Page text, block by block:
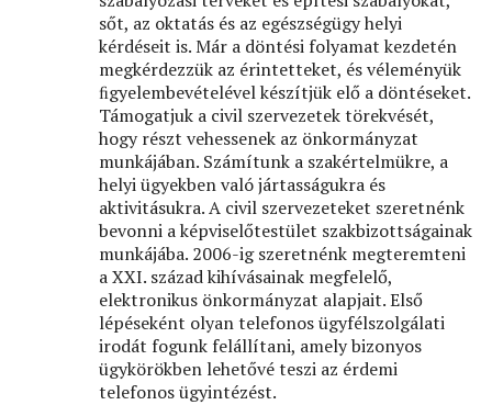
sőt, az oktatás és az egészségügy helyi
kérdéseit is. Már a döntési folyamat kezdetén
megkérdezzük az érintetteket, és véleményük
ﬁgyelembevételével készítjük elő a döntéseket.
Támogatjuk a civil szervezetek törekvését,
hogy részt vehessenek az önkormányzat
munkájában. Számítunk a szakértelmükre, a
helyi ügyekben való jártasságukra és
aktivitásukra. A civil szervezeteket szeretnénk
bevonni a képviselőtestület szakbizottságainak
munkájába. 2006-ig szeretnénk megteremteni
a XXI. század kihívásainak megfelelő,
elektronikus önkormányzat alapjait. Első
lépéseként olyan telefonos ügyfélszolgálati
irodát fogunk felállítani, amely bizonyos
ügykörökben lehetővé teszi az érdemi
telefonos ügyintézést.